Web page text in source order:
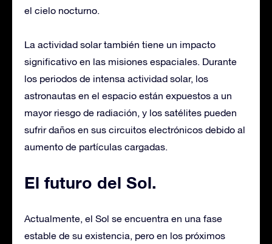
el cielo nocturno.
La actividad solar también tiene un impacto
significativo en las misiones espaciales. Durante
los periodos de intensa actividad solar, los
astronautas en el espacio están expuestos a un
mayor riesgo de radiación, y los satélites pueden
sufrir daños en sus circuitos electrónicos debido al
aumento de partículas cargadas.
El futuro del Sol.
Actualmente, el Sol se encuentra en una fase
estable de su existencia, pero en los próximos